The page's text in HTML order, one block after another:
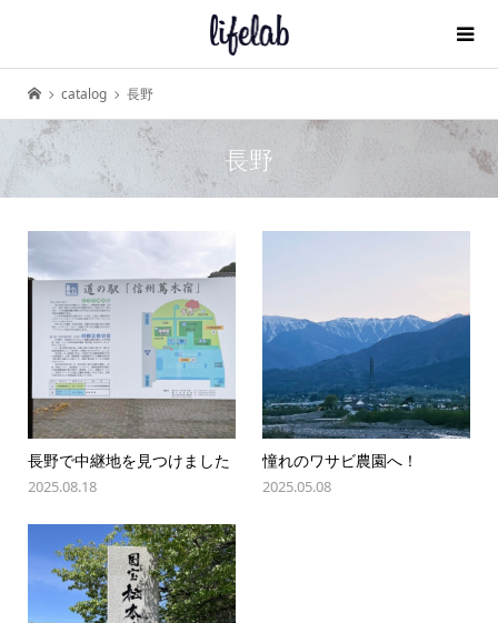
catalog 長野
長野
長野で中継地を見つけました
2025.08.18
憧れのワサビ農園へ！
2025.05.08